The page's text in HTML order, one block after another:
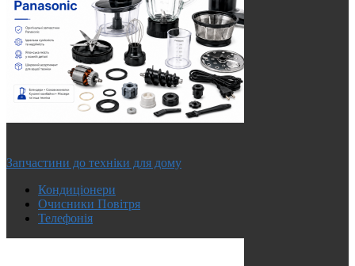
Запчастини до техніки для дому
Кондиціонери
Очисники Повітря
Телефонія